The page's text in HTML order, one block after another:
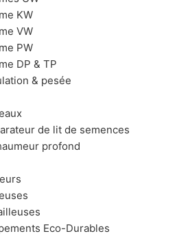
KW
VW
PW
DP & TP
& pesée
de lit de semences
profond
Eco-Durables